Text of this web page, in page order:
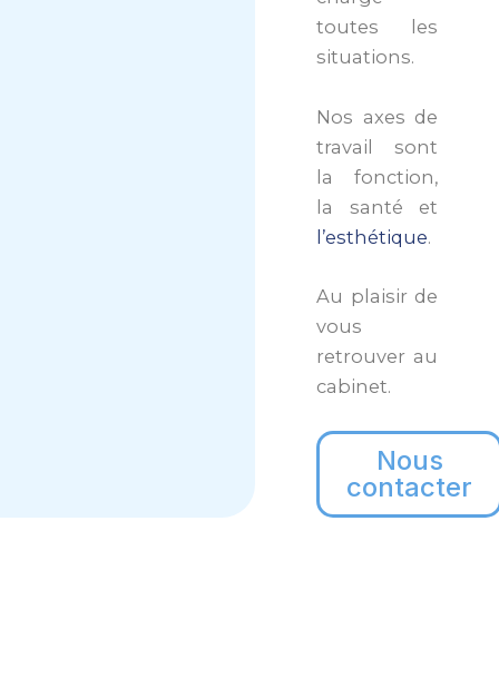
toutes les
situations.
Nos axes de
travail sont
la fonction,
la santé et
l’esthétique.
Au plaisir de
vous
retrouver au
cabinet.
Nous
contacter